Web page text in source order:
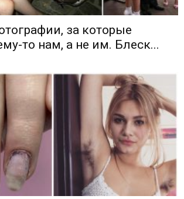
за которые
то нам, а не им. Блеск...